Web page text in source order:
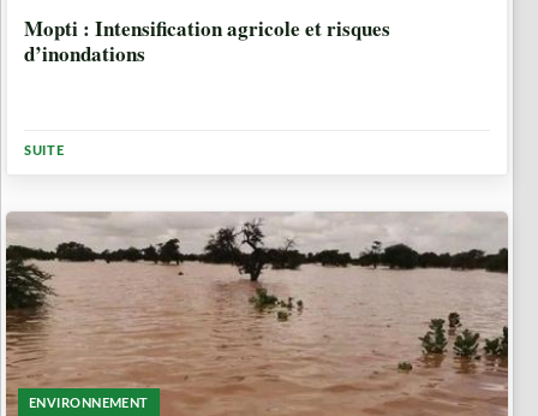
Mopti : Intensification agricole et risques
d’inondations
SUITE
ENVIRONNEMENT